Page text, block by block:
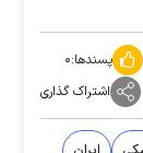
پسندها:۰
اشتراک گذاری